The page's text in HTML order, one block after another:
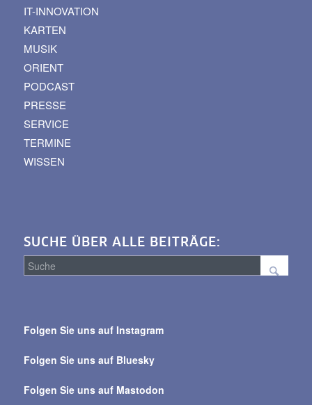
IT-INNOVATION
KARTEN
MUSIK
ORIENT
PODCAST
PRESSE
SERVICE
TERMINE
WISSEN
SUCHE ÜBER ALLE BEITRÄGE:
alle
Folgen Sie uns auf Instagram
Folgen Sie uns auf Bluesky
Folgen Sie uns auf Mastodon